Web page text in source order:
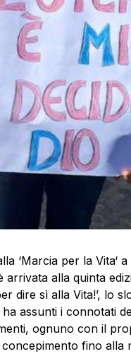
‘Marciaper la Vita‘
arrivata alla quinta
dire sì alla Vita!’, lo
assunti i connotati
ognuno con il
fino alla